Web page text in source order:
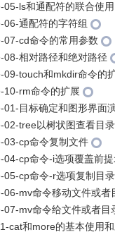
ls和通配符的联合使用
通配符的字符组
07-cd命令的常用参数
08-相对路径和绝对路径
09-touch和mkdir命令的
10-rm命令的扩展
01-目标确定和图形界面
02-tree以树状图查看目
03-cp命令复制文件
04-cp命令-i选项覆盖前
05-cp命令-r选项复制目录
06-mv命令移动文件或者
mv命令给文件或者目
cat和more的基本使用